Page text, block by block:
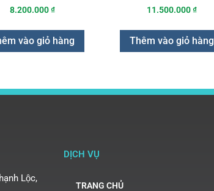
8.200.000₫
vào giỏ hàng
11.500.000₫
Thêm vào giỏ hàng
Lộc,
DỊCH VỤ
TRANG CHỦ